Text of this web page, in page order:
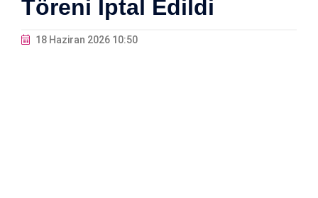
Töreni İptal Edildi
18 Haziran 2026 10:50